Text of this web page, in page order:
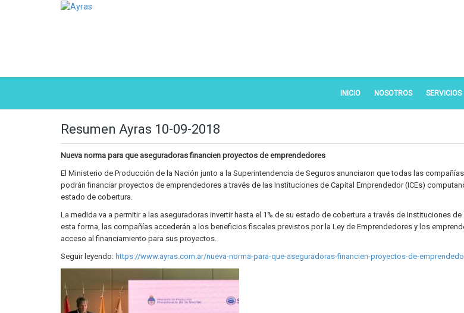
INICIO NOSOTROS SERVICIOS
Resumen Ayras 10-09-2018
Nueva norma para que aseguradoras financien proyectos de emprendedores
El Ministerio de Producción de la Nación junto a la Superintendencia de Seguros anunciaron que todas las
podrán financiar proyectos de emprendedores a través de las Instituciones de Capital Emprendedor (ICEs)
estado de cobertura.
La medida va a permitir a las aseguradoras invertir hasta el 1% de su estado de cobertura a través de Instituciones de
esta forma, las compañías accederán a los beneficios fiscales previstos por la Ley de Emprendedores y los
acceso al financiamiento para sus proyectos.
Seguir leyendo: https://www.ayras.com.ar/nueva-norma-para-que-aseguradoras-financien-proyectos-de-